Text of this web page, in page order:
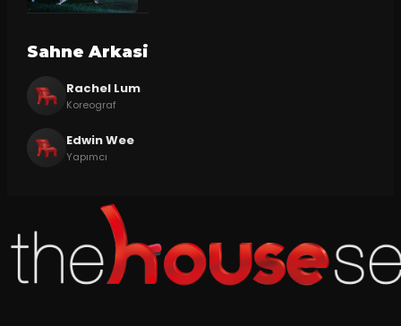
Sahne Arkasi
Rachel Lum
Koreograf
Edwin Wee
Yapımcı